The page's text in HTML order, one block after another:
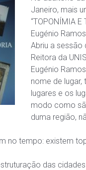
Janeiro, mais
“TOPONÍMIA E
Eugénio Ramos.
Abriu a sessão
Reitora da
Eugénio
nome de lugar,
lugares e os
modo como
duma região,
no tempo: existem
das